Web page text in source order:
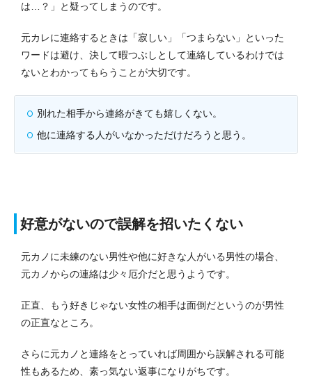
は…？」と疑ってしまうのです。
元カレに連絡するときは「寂しい」「つまらない」といった
ワードは避け、決して暇つぶしとして連絡しているわけでは
ないとわかってもらうことが大切です。
別れた相手から連絡がきても嬉しくない。
他に連絡する人がいなかっただけだろうと思う。
好意がないので誤解を招いたくない
元カノに未練のない男性や他に好きな人がいる男性の場合、
元カノからの連絡は少々厄介だと思うようです。
正直、もう好きじゃない女性の相手は面倒だというのが男性
の正直なところ。
さらに元カノと連絡をとっていれば周囲から誤解される可能
性もあるため、素っ気ない返事になりがちです。